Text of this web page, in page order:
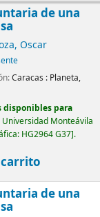
de una
Oscar
Caracas : Planeta,
disponibles para
Monteávila
HG2964 G37 .
de una